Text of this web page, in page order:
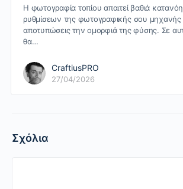
Η φωτογραφία τοπίου απαιτεί βαθιά
ρυθμίσεων της φωτογραφικής σου μηχανής
αποτυπώσεις την ομορφιά της φύσης. Σε
θα…
CraftiusPRO
27/04/2026
Σχόλια